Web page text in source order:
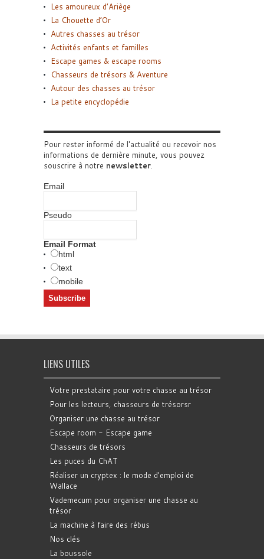
Les amoureux d’Ariège
La Chouette d’Or
Autres chasses au trésor
Activités enfants et familles
Escape games & escape rooms
Chasseurs de trésors & Aventure
Autour des chasses au trésor
La petite encyclopédie
Pour rester informé de l'actualité ou recevoir nos
informations de dernière minute, vous pouvez
souscrire à notre newsletter.
Email
Pseudo
Email Format
html
text
mobile
LIENS UTILES
Votre prestataire pour votre chasse au trésor
Pour les lecteurs, chasseurs de trésorsr
Organiser une chasse au trésor
Escape room - Escape game
Chasseurs de trésors
Les puces du ChAT
Réaliser un cryptex : le mode d'emploi de
Wallace
Vademecum pour organiser une chasse au
trésor
La machine à faire des rébus
Nos clés
La boussole